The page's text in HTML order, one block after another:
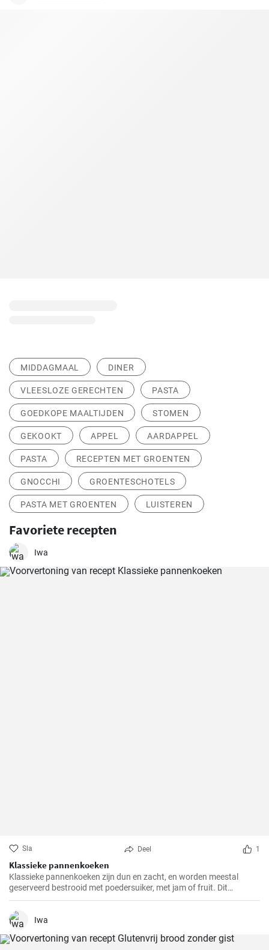
MIDDAGMAAL DINER
VLEESLOZE GERECHTEN PASTA
GOEDKOPE MAALTIJDEN STOMEN
GEKOOKT APPEL AARDAPPEL
PASTA RECEPTEN MET GROENTEN
GNOCCHI GROENTESCHOTELS
PASTA MET GROENTEN LUISTEREN
Favoriete recepten
Iwa
Sla Deel 1
Klassieke pannenkoeken
Klassieke pannenkoeken zijn dun en zacht, en worden meestal
geserveerd bestrooid met poedersuiker, met jam of fruit. Dit
eenvoudige gerecht is een populaire keuze voor het ontbijt, de lunch
of dessert. Pannenkoeken kunnen ook gevuld worden met zoete of
hartige vullingen naar smaak.
Iwa